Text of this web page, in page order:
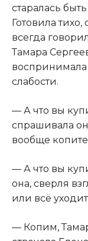
старалась
Готовила
всегда
Тамара
слабости.
— А что вы
спрашивала
вообще
— А что вы
она, сверля
или всё
— Копим,